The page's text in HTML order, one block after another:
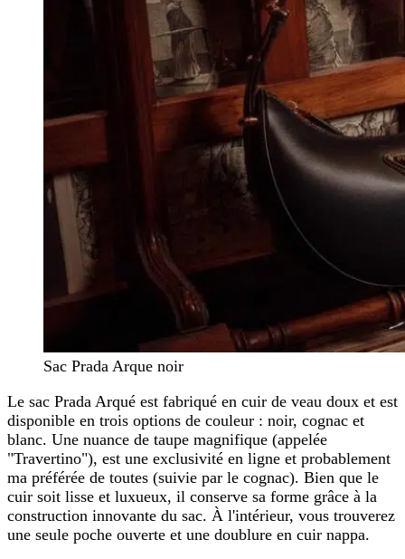
Sac Prada Arque noir
Le sac Prada Arqué est fabriqué en cuir de veau doux et est
disponible en trois options de couleur : noir, cognac et
blanc. Une nuance de taupe magnifique (appelée
"Travertino"), est une exclusivité en ligne et probablement
ma préférée de toutes (suivie par le cognac). Bien que le
cuir soit lisse et luxueux, il conserve sa forme grâce à la
construction innovante du sac. À l'intérieur, vous trouverez
une seule poche ouverte et une doublure en cuir nappa.